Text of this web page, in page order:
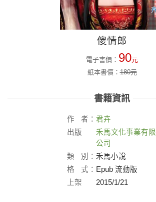
傻情郎
電子書價： 90元
紙本書價：180元
書籍資訊
作 者： 君卉
出版
禾馬文化事業有限
公司
類
別： 禾馬小說
格
式： Epub 流動版
上架
2015/1/21